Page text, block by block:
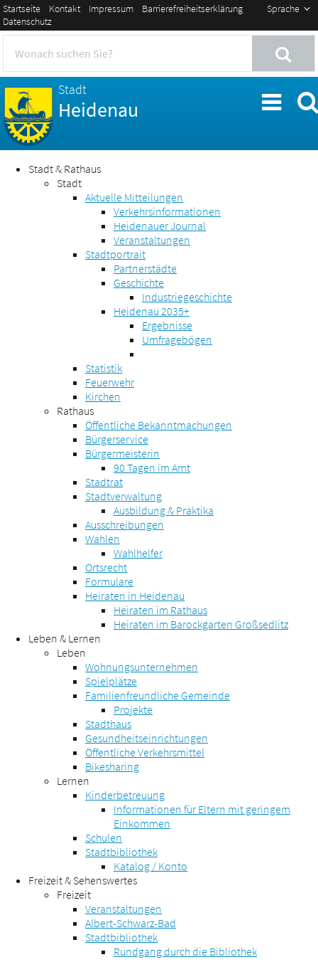
Sprache
Startseite Kontakt Impressum
Barrierefreiheitserklärung
Datenschutz
Stadt
Heidenau
Stadt & Rathaus
Stadt
Aktuelle Mitteilungen
Verkehrsinformationen
Heidenauer Journal
Veranstaltungen
Stadtportrait
Partnerstädte
Geschichte
Industriegeschichte
Heidenau 2035+
Ergebnisse
Umfragebögen
Statistik
Feuerwehr
Kirchen
Rathaus
Öffentliche Bekanntmachungen
Bürgerservice
Bürgermeisterin
90 Tagen im Amt
Stadtrat
Stadtverwaltung
Ausbildung & Praktika
Ausschreibungen
Wahlen
Wahlhelfer
Ortsrecht
Formulare
Heiraten in Heidenau
Heiraten im Rathaus
Heiraten im Barockgarten Großsedlitz
Leben & Lernen
Leben
Wohnungsunternehmen
Spielplätze
Familienfreundliche Gemeinde
Projekte
Stadthaus
Gesundheitseinrichtungen
Öffentliche Verkehrsmittel
Bikesharing
Lernen
Kinderbetreuung
Informationen für Eltern mit geringem
Einkommen
Schulen
Stadtbibliothek
Katalog / Konto
Freizeit & Sehenswertes
Freizeit
Veranstaltungen
Albert-Schwarz-Bad
Stadtbibliothek
Rundgang durch die Bibliothek